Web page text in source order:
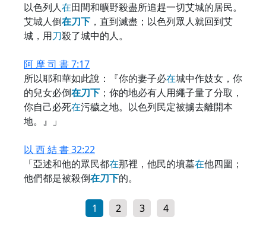
以色列人在田間和曠野殺盡所追趕一切艾城的居民。
艾城人倒在刀下 ，直到滅盡；以色列眾人就回到艾
城，用刀殺了城中的人。
阿 摩 司 書 7:17
所以耶和華如此說：『你的妻子必在城中作妓女，你
的兒女必倒在刀下 ；你的地必有人用繩子量了分取，
你自己必死在污穢之地。以色列民定被擄去離開本
地。』」
以 西 結 書 32:22
「亞述和他的眾民都在那裡，他民的墳墓在他四圍；
他們都是被殺倒在刀下的。
1 2 3 4